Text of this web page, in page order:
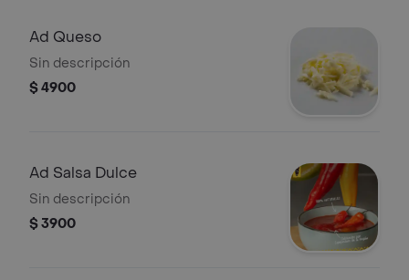
Ad Queso
Sin descripción
$ 4900
Ad Salsa Dulce
Sin descripción
$ 3900